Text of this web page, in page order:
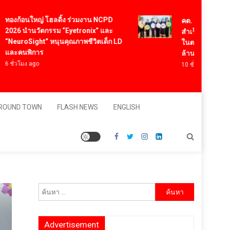
อนใหญ่ โฮลดิ้ง ร่วมงาน NCPD
นำนวัตกรรม “Eyetronix” และ
หนุนคุณภาพชีวิตเด็ก LD
คนพิการ
มง ago
คต. ปลื้ม Think Rice
สำเร็จตามเป้า สร้างคว
ในตลาดจีน มั่นใจสร้าง
ล้านบาท
10 ชั่วโมง ago
TOWN FLASH NEWS ENGLISH
ค้นหา
Advertisement